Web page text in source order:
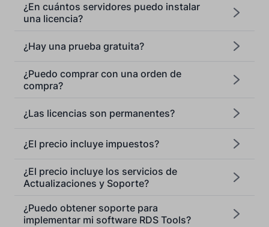
¿En cuántos servidores puedo instalar
una licencia?
¿Hay una prueba gratuita?
¿Puedo comprar con una orden de
compra?
¿Las licencias son permanentes?
¿El precio incluye impuestos?
¿El precio incluye los servicios de
Actualizaciones y Soporte?
¿Puedo obtener soporte para
implementar mi software RDS Tools?